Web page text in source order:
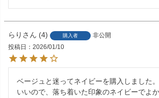
らり 4 購入者
非公開
投稿日
2026/01/10
ベージュと迷ってネイビーを購入しました
いいので、落ち着いた印象のネイビーでよ